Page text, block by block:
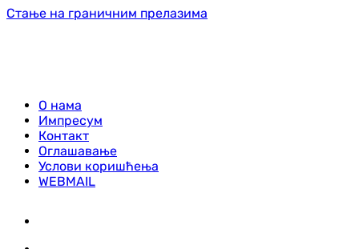
Стање на граничним прелазима
О нама
Импресум
Контакт
Оглашавање
Услови коришћења
WEBMAIL